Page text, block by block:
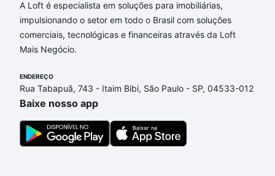
Imóveis à venda em rua doutor adalberto wilke -
Santa Cruz do Sul, RS que custam a partir de R$ 0 e
com nossas opções de financiamento imobiliário as
parcelas podem se adequar ao seu orçamento. Se
processo de compra, veja em nosso portal
custa comprar um apartamento e conte com a
gente para comprar o imóvel dos seus sonhos com
segurança e conforto. Loft, com você até as
chaves.
A Loft é especialista em soluções para imobiliárias,
impulsionando o setor em todo o Brasil com soluções
comerciais, tecnológicas e financeiras através da Loft
Mais Negócio.
ENDEREÇO
Rua Tabapuã, 743 - Itaim Bibi, São Paulo - SP, 04533-012
Baixe nosso app